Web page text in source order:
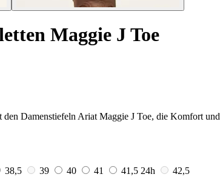
Maggie J Toe
Damenstiefeln Ariat Maggie J Toe, die Komfort
38,5 39 40 41 41,5 24h
42,5